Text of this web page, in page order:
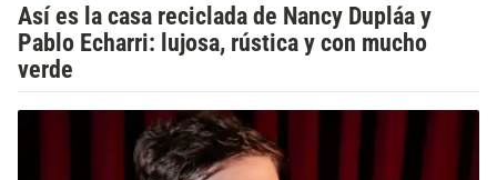
Así es la casa reciclada de Nancy Dupláa y
Pablo Echarri: lujosa, rústica y con mucho
verde